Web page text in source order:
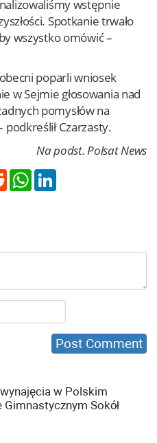
wstępnie
Spotkanie trwało
wszystko omówić –
poparli wniosek
w Sejmie głosowania nad
pomysłów na
Czarzasty.
Na podst. Polsat News
Reddit WhatsApp
w Polskim
Sokół